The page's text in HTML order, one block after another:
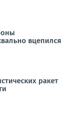
вцепился
ракет